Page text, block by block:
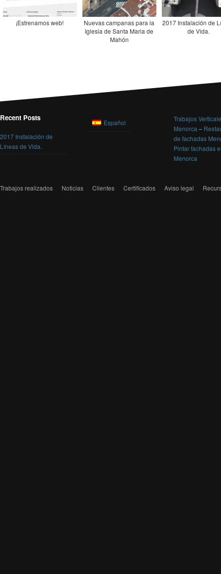
¡Estrenamos web!
Nuevas campanas para la
Iglesia de Santa Maria de
Mahón
2017 Instalación de
de Vida.
Recent Posts
2017 Instalación de
Líneas de Vida.
Español
Trabajos
Menorca –
de fachadas
Pintar fachadas
Menorca
Trabajos realizados Noticias Clientes Certificados Aviso legal